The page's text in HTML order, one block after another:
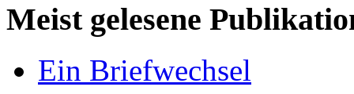
Meist gelesene
Ein Briefwechsel